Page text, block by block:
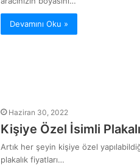
Devamını Oku »
Haziran 30, 2022
Kişiye Özel İsimli
Artık her şeyin kişiye özel
plakalık fiyatları…